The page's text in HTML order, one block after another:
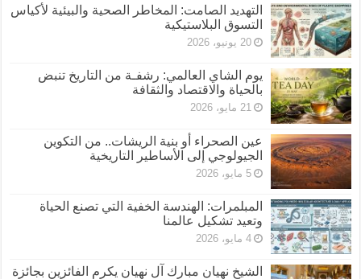
التهديد الصامت: المخاطر الصحية والبيئية لأكياس
التسوق البلاستيكية
20 يونيو، 2026
يوم الشاي العالمي: رشفـة من التاريخ تنبض
بالحياة والاقتصاد والثقافة
21 مايو، 2026
عين الصحراء أو بنية الريشات.. من التكوين
الجيولوجي إلى الأساطير التاريخية
5 مايو، 2026
المبلمرات: الهندسة الخفية التي تصنع الحياة
وتعيد تشكيل عالمنا
4 مايو، 2026
الشيخ نهيان مبارك آل نهيان يكرم الفائزين بجائزة